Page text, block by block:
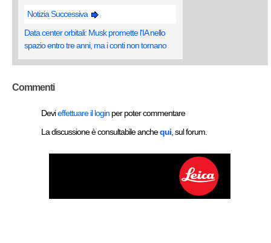
Notizia Successiva
Data center orbitali: Musk promette l'IA nello
spazio entro tre anni, ma i conti non tornano
Commenti
Devieffettuare il login per poter commentare
La discussione è consultabile anchequi , sul forum.